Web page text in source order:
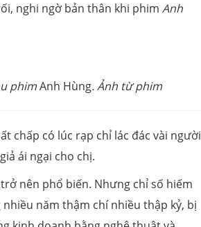
nghi ngờ bản thân khi phim Anh
phimAnh Hùng. Ảnh từ phim
chấp có lúc rạp chỉ lác đác vài người
ái ngại cho chị.
nên phổ biến. Nhưng chỉ số hiếm
năm thậm chí nhiều thập kỷ, bị